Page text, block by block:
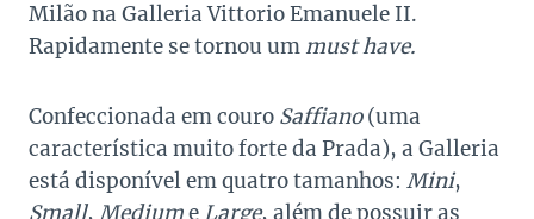
Milão na Galleria Vittorio Emanuele II.
Rapidamente se tornou ummust have.
Confeccionada em couro Saffiano(uma
característica muito forte da Prada), a Galleria
está disponível em quatro tamanhos: Mini,
Small, Mediume Large, além de possuir as